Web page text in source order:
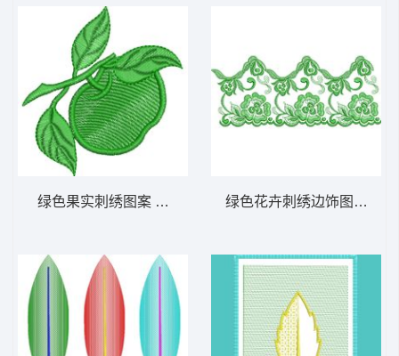
绿色果实刺绣图案 免费床上用品花边窗帘绿色花卉刺绣边饰图案 免